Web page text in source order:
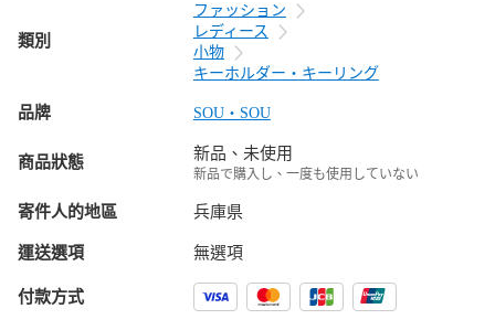
類別
ファッション
レディース
小物
キーホルダー・キーリング
品牌 SOU・SOU
商品狀態 新品、未使用
新品で購入し、一度も使用していない
寄件人的地區 兵庫県
運送選項 無選項
付款方式